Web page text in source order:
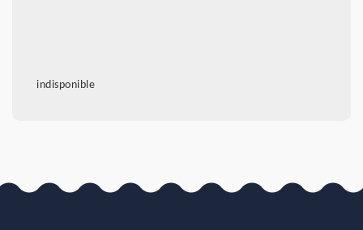
indisponible